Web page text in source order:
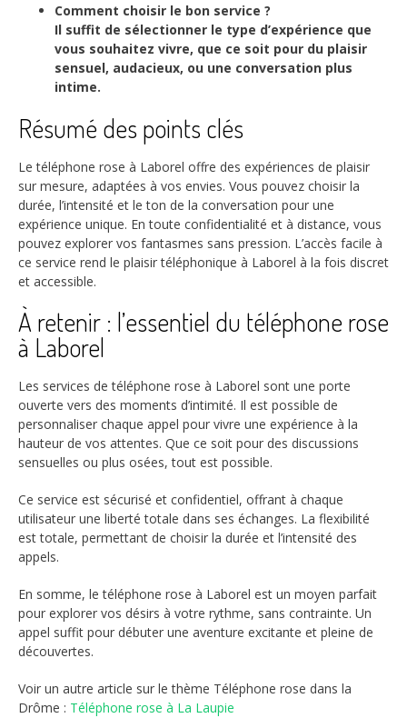
Comment choisir le bon service ?
Il suffit de sélectionner le type d’expérience que
vous souhaitez vivre, que ce soit pour du plaisir
sensuel, audacieux, ou une conversation plus
intime.
Résumé des points clés
Le téléphone rose à Laborel offre des expériences de plaisir
sur mesure, adaptées à vos envies. Vous pouvez choisir la
durée, l’intensité et le ton de la conversation pour une
expérience unique. En toute confidentialité et à distance, vous
pouvez explorer vos fantasmes sans pression. L’accès facile à
ce service rend le plaisir téléphonique à Laborel à la fois discret
et accessible.
À retenir : l’essentiel du téléphone rose
à Laborel
Les services de téléphone rose à Laborel sont une porte
ouverte vers des moments d’intimité. Il est possible de
personnaliser chaque appel pour vivre une expérience à la
hauteur de vos attentes. Que ce soit pour des discussions
sensuelles ou plus osées, tout est possible.
Ce service est sécurisé et confidentiel, offrant à chaque
utilisateur une liberté totale dans ses échanges. La flexibilité
est totale, permettant de choisir la durée et l’intensité des
appels.
En somme, le téléphone rose à Laborel est un moyen parfait
pour explorer vos désirs à votre rythme, sans contrainte. Un
appel suffit pour débuter une aventure excitante et pleine de
découvertes.
Voir un autre article sur le thème Téléphone rose dans la
Drôme : Téléphone rose à La Laupie